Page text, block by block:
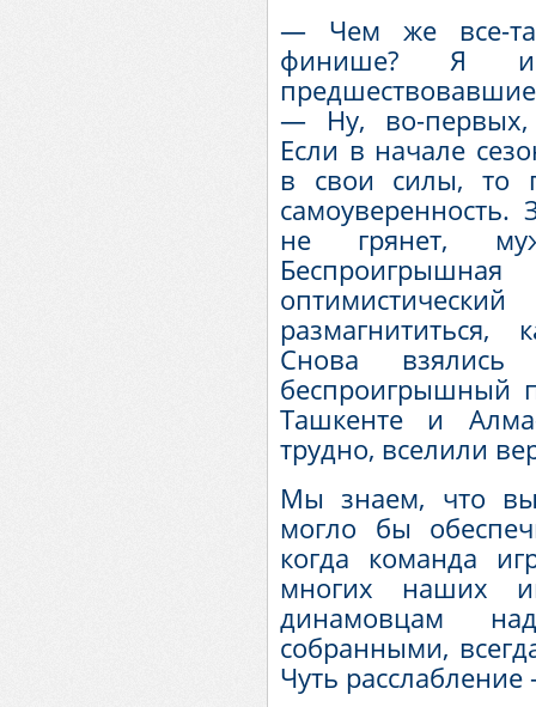
— Чем же все-
финише? Я
— Ну, во-первых,
Если в начале
в свои силы, то
самоуверенность.
не грянет,
размагнититься,
Снова
беспроигрышный
Ташкенте и
трудно, вселили
Мы знаем, что
могло бы
когда команда
многих наших
динамовцам
собранными,
Чуть